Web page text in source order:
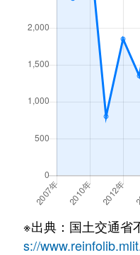
※出典：国土交通省
s://